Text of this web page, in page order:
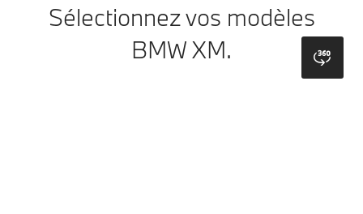
Sélectionnez vos modèles
BMW XM.